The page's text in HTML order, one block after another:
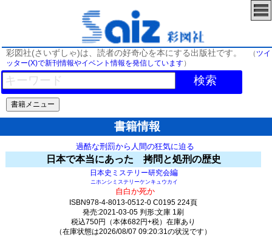
彩図社(さいずしゃ)は、読者の好奇心を本にする出版社です。 （ ツイ
ッター(X)で新刊情報やイベント情報を発信しています）
検索
書籍情報
過酷な刑罰から人間の狂気に迫る
日本で本当にあった 拷問と処刑の歴史
日本史ミステリー研究会編
ニホンシミステリーケンキュウカイ
自白か死か
ISBN978-4-8013-0512-0 C0195 224頁
発売:2021-03-05 判形:文庫 1刷
税込750円（本体682円+税）在庫あり
（在庫状態は2026/08/07 09:20:31の状況です）